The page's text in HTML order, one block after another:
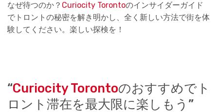
なぜ待つのか？ Curiocity Torontoのインサイダーガイド
でトロントの秘密を解き明かし、全く新しい方法で街を体
験してください。楽しい探検を！
“Curiocity Torontoのおすすめでト
ロント滞在を最大限に楽しもう”